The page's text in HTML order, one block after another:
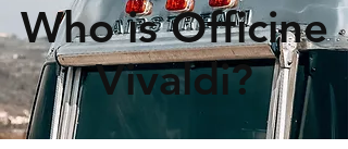
Who is Officine
Vivaldi?